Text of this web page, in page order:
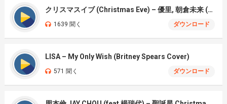
クリスマスイブ (Christmas Eve) – 優里, 朝倉未来 (Yury, Mirai Asakura) net)
1639 聞く ダウンロード
LISA – My Only Wish (Britney Spears Cover)
571 聞く ダウンロード